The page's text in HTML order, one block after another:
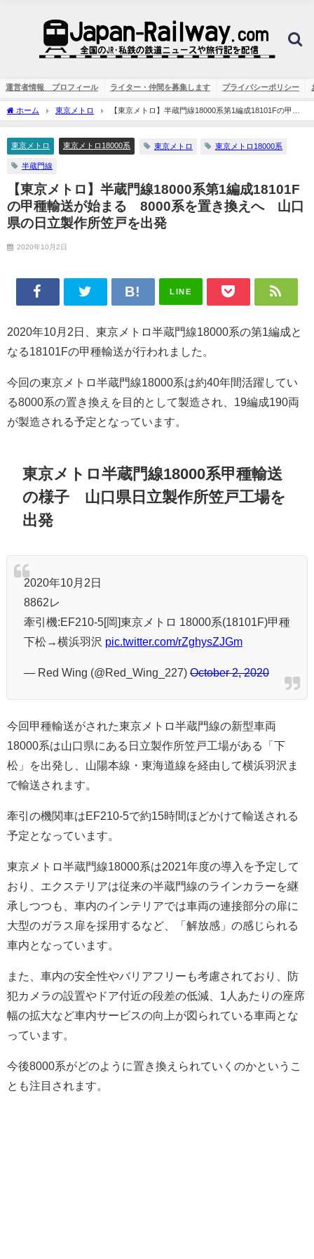
運営者情報 プロフィール ライター・仲間を募集します プライバシーポリシー
ホーム 東京メトロ
【東京メトロ】半蔵門線18000系第1編成18101Fの甲種
輸送が始まる 8000系を置き換えへ 山口県の日立製作所笠戸を出発
東京メトロ 東京メトロ18000系 東京メトロ 東京メトロ18000系
半蔵門線
【東京メトロ】半蔵門線18000系第1編成18101F
の甲種輸送が始まる 8000系を置き換えへ 山口
県の日立製作所笠戸を出発
2020年10月2日
LINE
2020年10月2日、東京メトロ半蔵門線18000系の第1編成と
なる18101Fの甲種輸送が行われました。
今回の東京メトロ半蔵門線18000系は約40年間活躍してい
る8000系の置き換えを目的として製造され、19編成190両
が製造される予定となっています。
東京メトロ半蔵門線18000系甲種輸送
の様子 山口県日立製作所笠戸工場を
出発
2020年10月2日
8862レ
牽引機:EF210-5[岡]東京メトロ 18000系(18101F)甲種
下松→横浜羽沢 pic.twitter.com/rZghysZJGm
— Red Wing (@Red_Wing_227) October 2, 2020
今回甲種輸送がされた東京メトロ半蔵門線の新型車両
18000系は山口県にある日立製作所笠戸工場がある「下
松」を出発し、山陽本線・東海道線を経由して横浜羽沢ま
で輸送されます。
牽引の機関車はEF210-5で約15時間ほどかけて輸送される
予定となっています。
東京メトロ半蔵門線18000系は2021年度の導入を予定して
おり、エクステリアは従来の半蔵門線のラインカラーを継
承しつつも、車内のインテリアでは車両の連接部分の扉に
大型のガラス扉を採用するなど、「解放感」の感じられる
車内となっています。
また、車内の安全性やバリアフリーも考慮されており、防
犯カメラの設置やドア付近の段差の低減、1人あたりの座席
幅の拡大など車内サービスの向上が図られている車両とな
っています。
今後8000系がどのように置き換えられていくのかというこ
とも注目されます。